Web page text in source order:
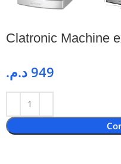
Clatronic Machine
949 د.م.